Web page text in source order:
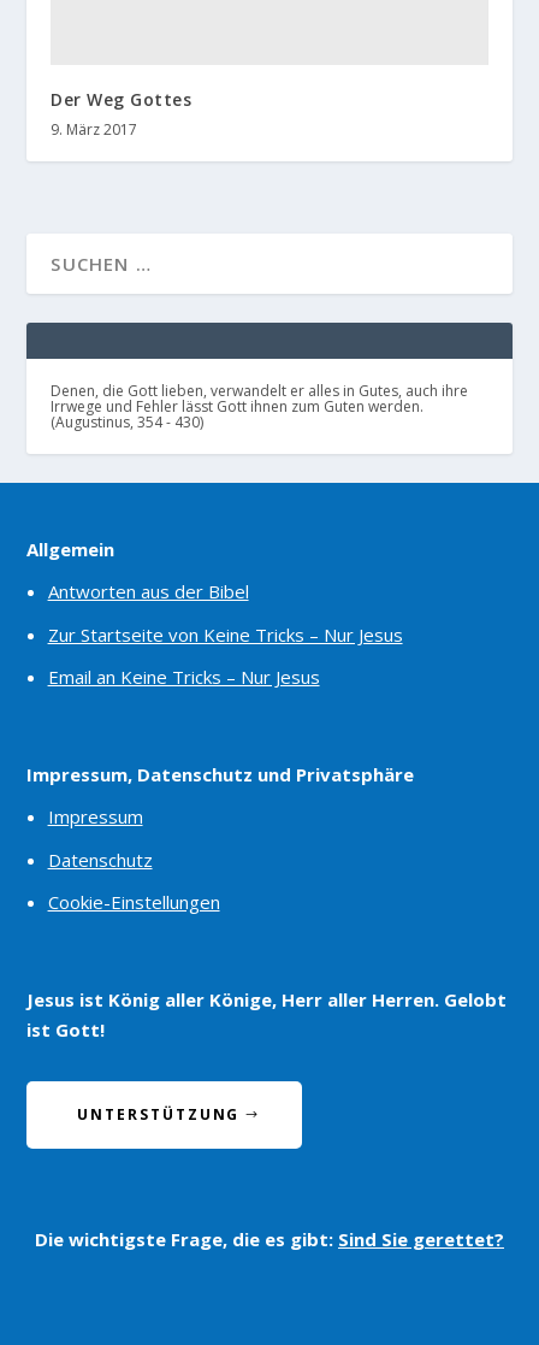
Der Weg Gottes
9. März 2017
Denen, die Gott lieben, verwandelt er alles in Gutes, auch ihre
Irrwege und Fehler lässt Gott ihnen zum Guten werden.
(Augustinus, 354 - 430)
Allgemein
Antworten aus der Bibel
Zur Startseite von Keine Tricks – Nur Jesus
Email an Keine Tricks – Nur Jesus
Impressum, Datenschutz und Privatsphäre
Impressum
Datenschutz
Cookie-Einstellungen
Jesus ist König aller Könige, Herr aller Herren. Gelobt
ist Gott!
UNTERSTÜTZUNG
Die wichtigste Frage, die es gibt: Sind Sie gerettet?